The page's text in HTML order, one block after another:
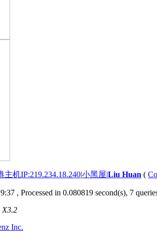
主机IP:219.234.18.240|小黑屋|Liu Huan (
, Processed in 0.080819 second(s), 7
X3.2
Inc.